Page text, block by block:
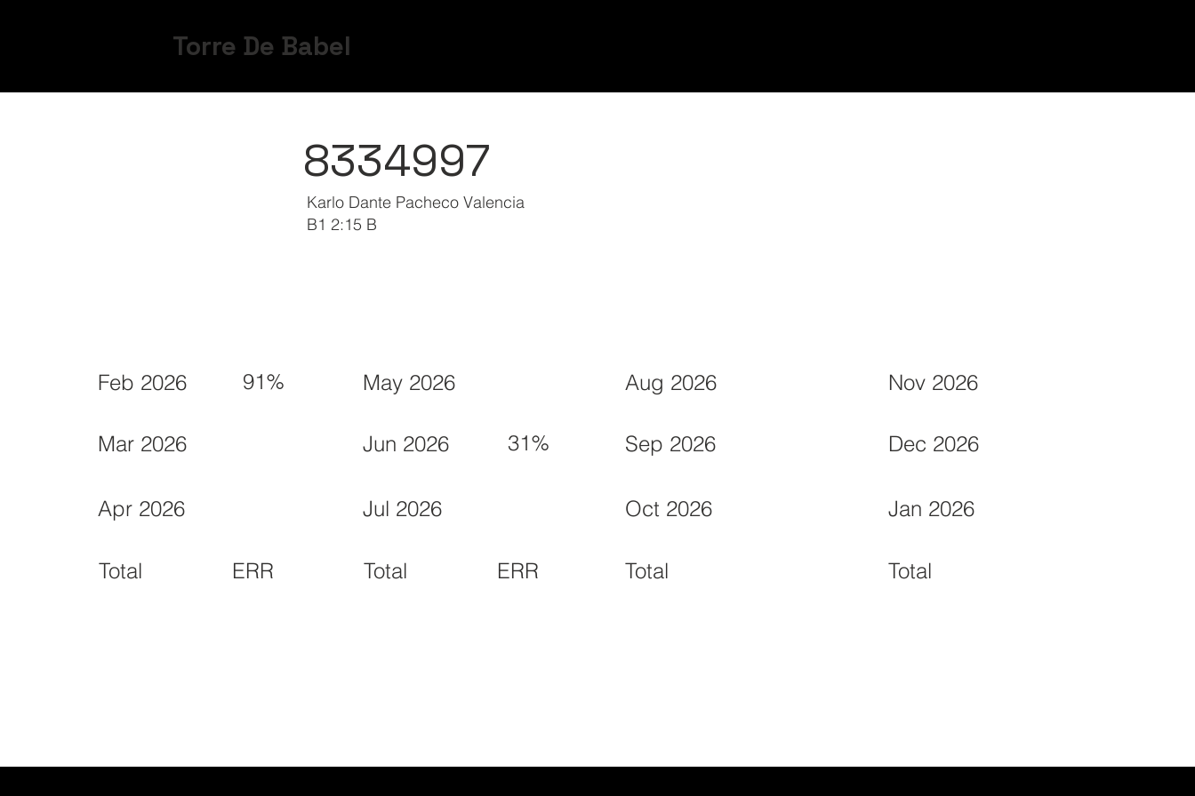
Torre De Babel
8334997
Karlo Dante Pacheco Valencia
B1 2:15 B
Feb 2026 91% May 2026 Aug 2026 Nov 2026
Mar 2026 Jun 2026 31% Sep 2026 Dec 2026
Apr 2026 Jul 2026 Oct 2026 Jan 2026
Total ERR Total ERR Total Total